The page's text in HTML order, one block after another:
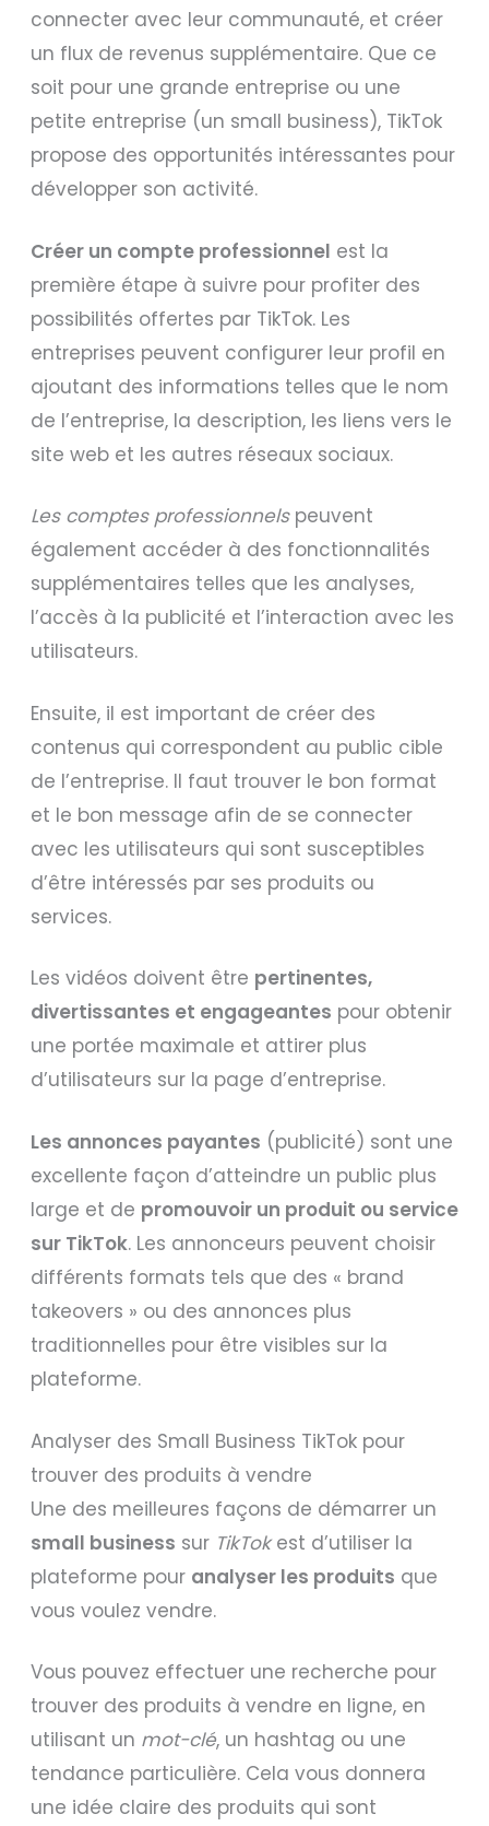
connecter avec leur communauté, et créer
un flux de revenus supplémentaire. Que ce
soit pour une grande entreprise ou une
petite entreprise (un small business), TikTok
propose des opportunités intéressantes pour
développer son activité.
Créer un compte professionnel est la
première étape à suivre pour profiter des
possibilités offertes par TikTok. Les
entreprises peuvent configurer leur profil en
ajoutant des informations telles que le nom
de l’entreprise, la description, les liens vers le
site web et les autres réseaux sociaux.
Les comptes professionnelspeuvent
également accéder à des fonctionnalités
supplémentaires telles que les analyses,
l’accès à la publicité et l’interaction avec les
utilisateurs.
Ensuite, il est important de créer des
contenus qui correspondent au public cible
de l’entreprise. Il faut trouver le bon format
et le bon message afin de se connecter
avec les utilisateurs qui sont susceptibles
d’être intéressés par ses produits ou
services.
Les vidéos doivent être pertinentes,
divertissantes et engageantes pour obtenir
une portée maximale et attirer plus
d’utilisateurs sur la page d’entreprise.
Les annonces payantes (publicité) sont une
excellente façon d’atteindre un public plus
large et de promouvoir un produit ou service
sur TikTok. Les annonceurs peuvent choisir
différents formats tels que des « brand
takeovers » ou des annonces plus
traditionnelles pour être visibles sur la
plateforme.
Analyser des Small Business TikTok pour
trouver des produits à vendre
Une des meilleures façons de démarrer un
small business sur TikTokest d’utiliser la
plateforme pour analyser les produits que
vous voulez vendre.
Vous pouvez effectuer une recherche pour
trouver des produits à vendre en ligne, en
utilisant un mot-clé, un hashtag ou une
tendance particulière. Cela vous donnera
une idée claire des produits qui sont